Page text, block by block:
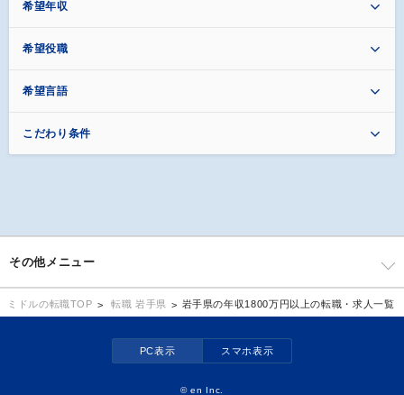
希望年収
希望役職
希望言語
こだわり条件
その他メニュー
ミドルの転職TOP 転職 岩手県 岩手県の年収1800万円以上の転職・求人一覧
PC表示 スマホ表示
©en Inc.